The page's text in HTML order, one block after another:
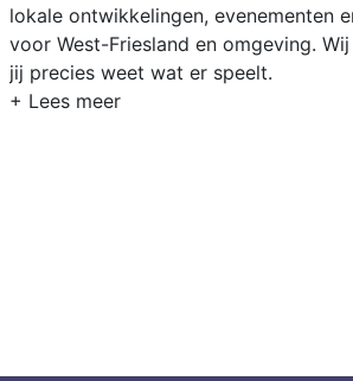
lokale ontwikkelingen, evenementen
voor West-Friesland en omgeving.
jij precies weet wat er speelt.